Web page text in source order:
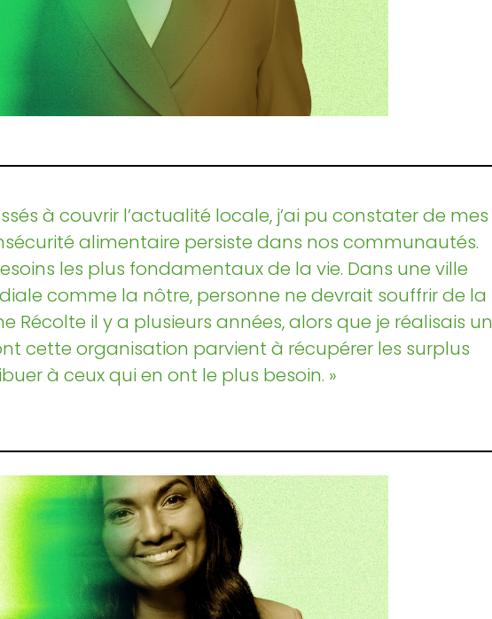
à couvrir l’actualité locale, j’ai pu constater de mes
alimentaire persiste dans nos communautés.
les plus fondamentaux de la vie. Dans une ville
comme la nôtre, personne ne devrait souffrir de la
Récolte il y a plusieurs années, alors que je réalisais un
cette organisation parvient à récupérer les surplus
à ceux qui en ont le plus besoin. »